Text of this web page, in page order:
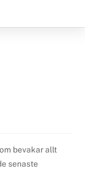
bevakar allt
senaste